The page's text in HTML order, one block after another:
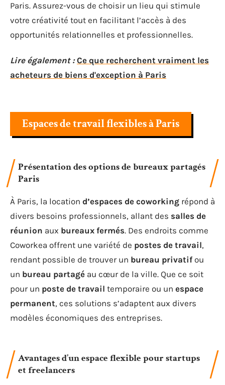
Paris. Assurez-vous de choisir un lieu qui stimule
votre créativité tout en facilitant l’accès à des
opportunités relationnelles et professionnelles.
Lire également : Ce que recherchent vraiment les
acheteurs de biens d'exception à Paris
Espaces de travail flexibles à Paris
Présentation des options de bureaux partagés
Paris
À Paris, la location d’espaces de coworking répond à
divers besoins professionnels, allant des salles de
réunion aux bureaux fermés. Des endroits comme
Coworkea offrent une variété de postes de travail,
rendant possible de trouver un bureau privatifou
un bureau partagé au cœur de la ville. Que ce soit
pour un poste de travail temporaire ou un espace
permanent, ces solutions s’adaptent aux divers
modèles économiques des entreprises.
Avantages d’un espace flexible pour startups
et freelancers